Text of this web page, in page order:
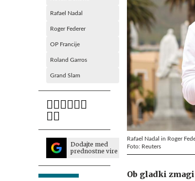
Rafael Nadal
Roger Federer
OP Francije
Roland Garros
Grand Slam
Dodajte med
prednostne vire
Rafael Nadal in Roger
Foto: Reuters
Ob gladki